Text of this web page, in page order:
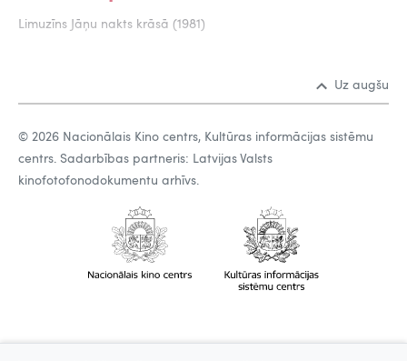
Limuzīns Jāņu nakts krāsā (1981)
Uz augšu
© 2026 Nacionālais Kino centrs, Kultūras informācijas sistēmu
centrs. Sadarbības partneris: Latvijas Valsts
kinofotofonodokumentu arhīvs.